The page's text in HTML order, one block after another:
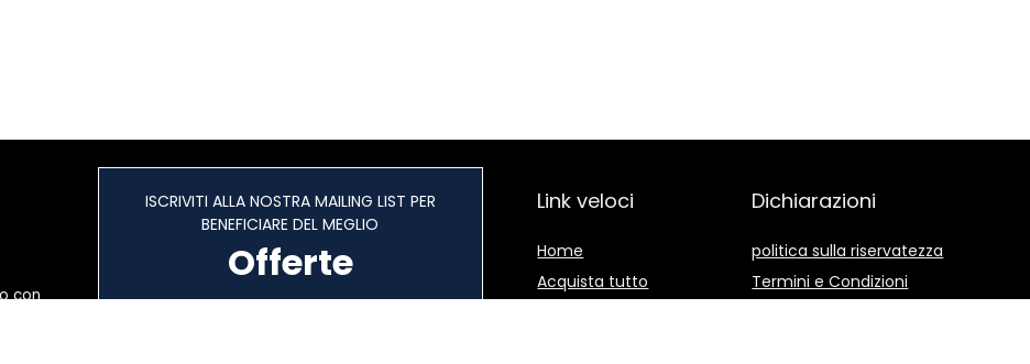
con
ISCRIVITI ALLA NOSTRA MAILING LIST PER
BENEFICIARE DEL MEGLIO
Offerte
Link veloci
Home
Acquista tutto
Dichiarazioni
politica sulla riservatezza
Termini e Condizioni